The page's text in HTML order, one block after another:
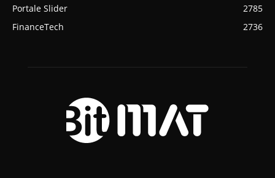
Portale Slider
2785
FinanceTech
2736